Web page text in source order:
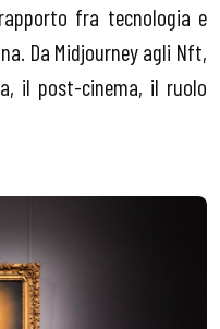
fra tecnologia e
Da Midjourney agli Nft,
il post-cinema, il ruolo